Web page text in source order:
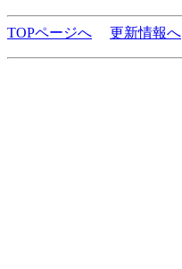
TOPページへ 更新情報へ